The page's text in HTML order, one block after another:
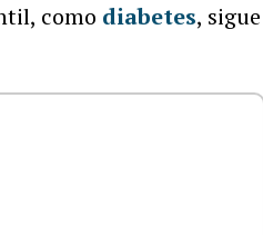
como diabetes, sigue